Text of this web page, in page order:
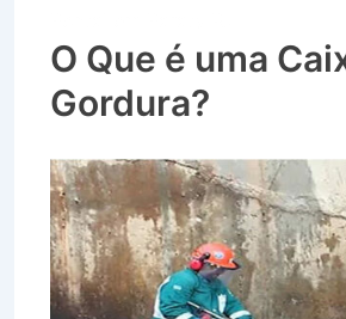
O Que é uma
Gordura?